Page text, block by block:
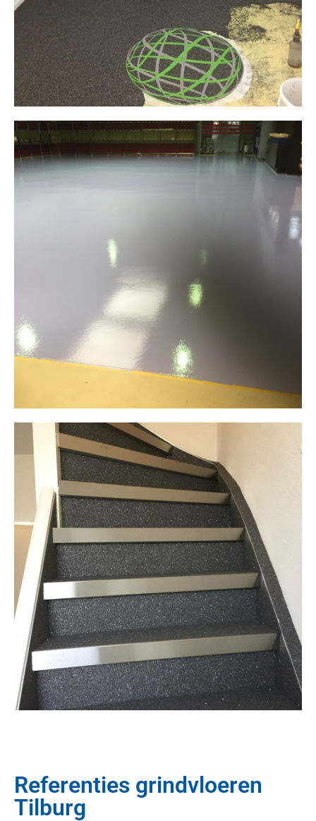
Referenties grindvloeren
Tilburg